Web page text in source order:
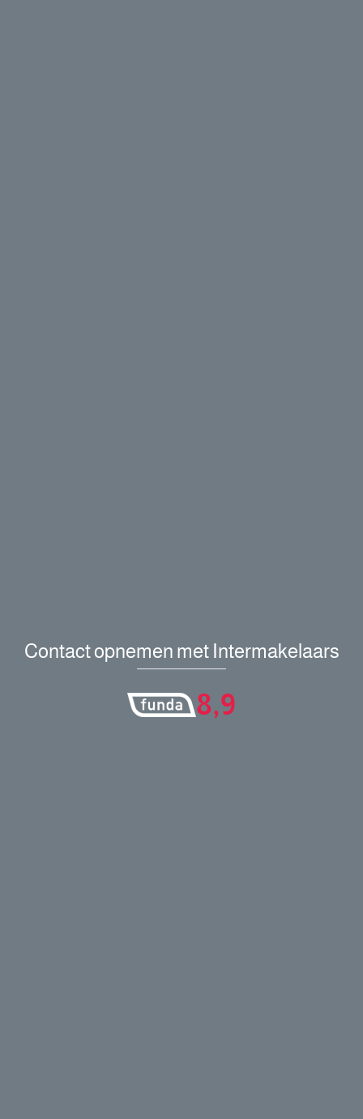
Contact opnemen met Intermakelaars
8,9